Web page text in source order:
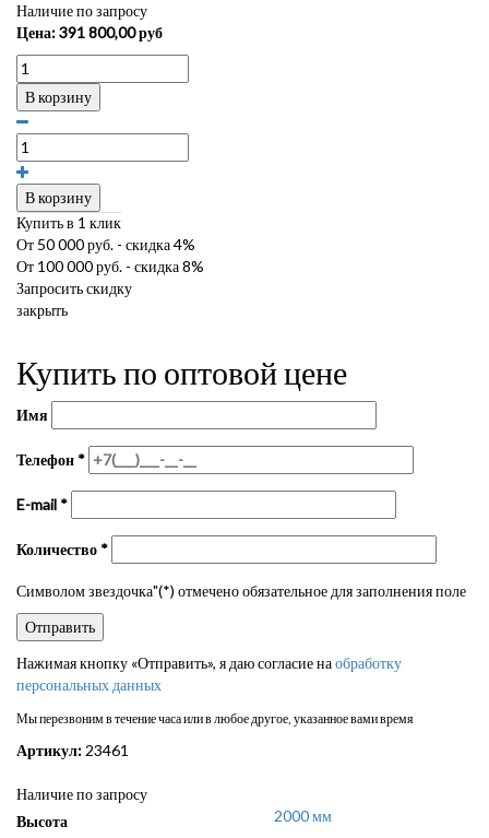
Наличие по запросу
Цена:391 800,00руб
В корзину
В корзину
Купить в 1 клик
От 50 000 руб. - скидка 4%
От 100 000 руб. - скидка 8%
Запросить скидку
закрыть
Купить по оптовой цене
Имя
Телефон *
E-mail *
Количество *
Символом звездочка"(*) отмечено обязательное для заполнения поле
Нажимая кнопку «Отправить», я даю согласие наобработку
персональных данных
Мы перезвоним в течение часа или в любое другое, указанное вами время
Артикул: 23461
Наличие по запросу
Высота
2000 мм